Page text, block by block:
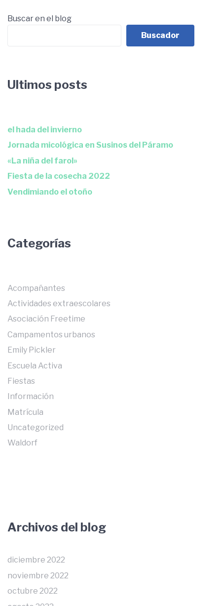
Buscar en el blog
Buscador
Ultimos posts
el hada del invierno
Jornada micológica en Susinos del Páramo
«La niña del farol»
Fiesta de la cosecha 2022
Vendimiando el otoño
Categorías
Acompañantes
Actividades extraescolares
Asociación Freetime
Campamentos urbanos
Emily Pickler
Escuela Activa
Fiestas
Información
Matrícula
Uncategorized
Waldorf
Archivos del blog
diciembre 2022
noviembre 2022
octubre 2022